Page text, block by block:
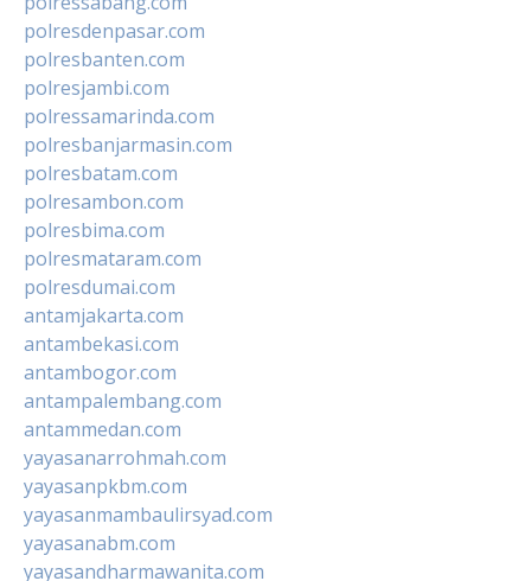
polresdenpasar.com
polresbanten.com
polresjambi.com
polressamarinda.com
polresbanjarmasin.com
polresbatam.com
polresambon.com
polresbima.com
polresmataram.com
polresdumai.com
antamjakarta.com
antambekasi.com
antambogor.com
antampalembang.com
antammedan.com
yayasanarrohmah.com
yayasanpkbm.com
yayasanmambaulirsyad.com
yayasanabm.com
yayasandharmawanita.com